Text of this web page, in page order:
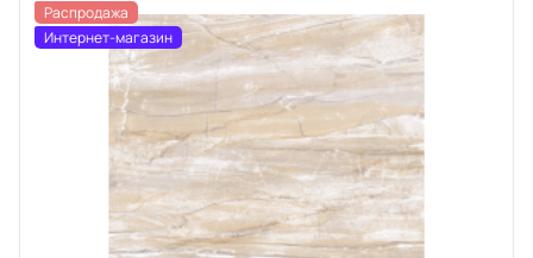
Распродажа
Интернет-магазин